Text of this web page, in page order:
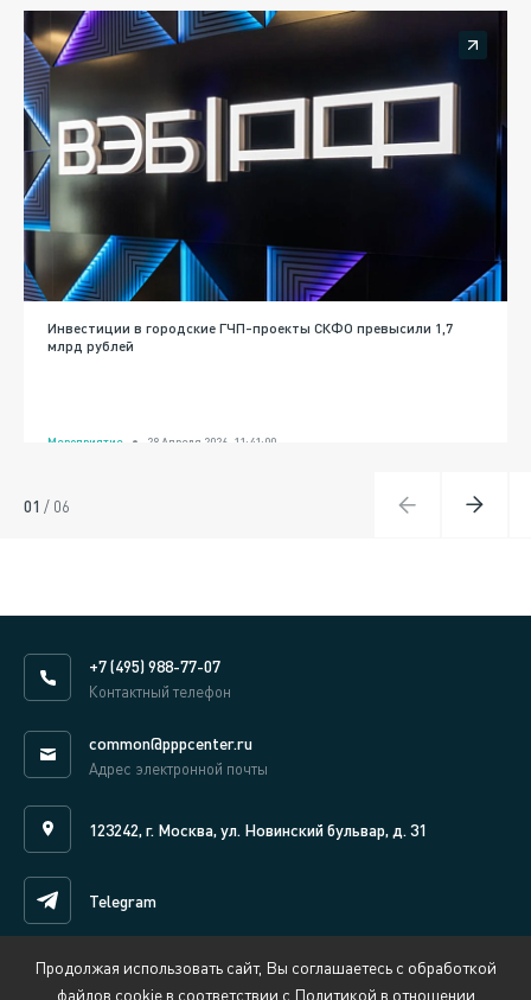
Инвестиции в городские ГЧП-проекты СКФО превысили 1,7
млрд рублей
Мероприятие 28 Апреля 2026, 11:41:00
01 / 06
+7 (495) 988-77-07
Контактный телефон
common@pppcenter.ru
Адрес электронной почты
123242, г. Москва, ул. Новинский бульвар, д. 31
Telegram
Написать нам онлайн
Продолжая использовать сайт, Вы соглашаетесь с обработкой
файлов cookie в соответствии с Политикой в отношении